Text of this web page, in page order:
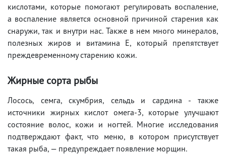
кислотами, которые помогают регулировать воспаление,
а воспаление является основной причиной старения как
снаружи, так и внутри нас. Также в нем много минералов,
полезных жиров и витамина Е, который препятствует
преждевременному старению кожи.
Жирные сорта рыбы
Лосось, семга, скумбрия, сельдь и сардина - также
источники жирных кислот омега-3, которые улучшают
состояние волос, кожи и ногтей. Многие исследования
подтверждают факт, что меню, в котором присутствует
такая рыба, — предупреждает появление морщин.